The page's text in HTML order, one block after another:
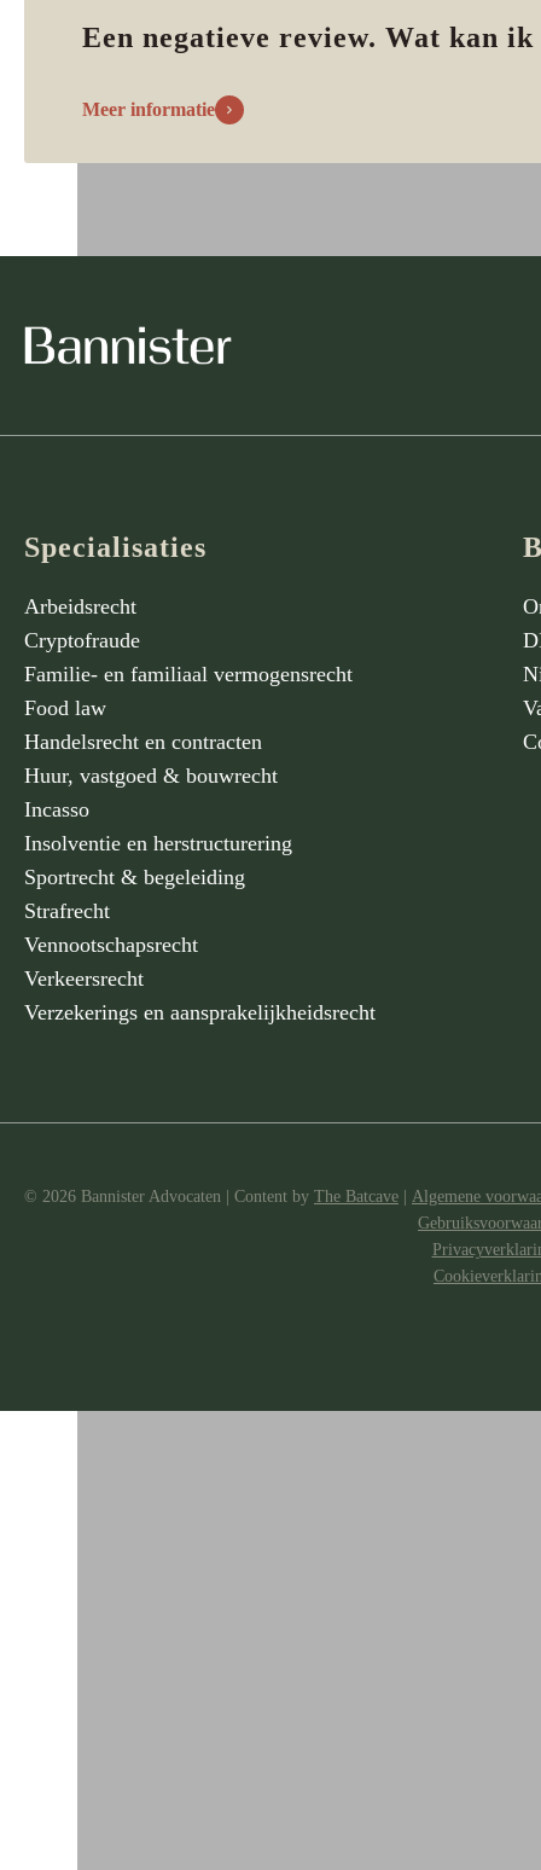
Een negatieve review. Wat kan
Meer informatie
Specialisaties
Arbeidsrecht
Cryptofraude
Familie- en familiaal vermogensrecht
Food law
Handelsrecht en contracten
Huur, vastgoed & bouwrecht
Incasso
Insolventie en herstructurering
Sportrecht & begeleiding
Strafrecht
Vennootschapsrecht
Verkeersrecht
Verzekerings en aansprakelijkheidsrecht
© 2026 Bannister Advocaten Content by The Batcave
Algemene